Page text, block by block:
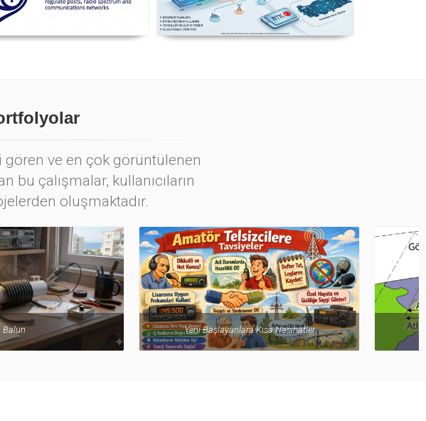
ve Telekomünikasyon
Milli Frekans Planı
ve en çok görüntülenen
çalışmalar, kullanıcıların
oluşmaktadır.
Yeni Başlayanlara Kısa Nasihatler HF Frekanslar ve Özellikleri